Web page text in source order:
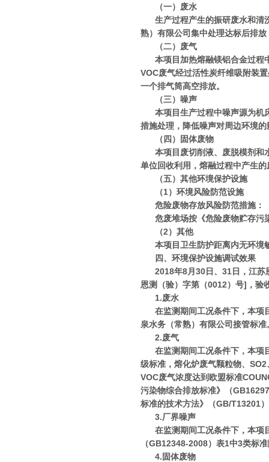
（一）废水
生产过程产生的振研废水和清
熟）有限公司集中处理达标后排放
（二）废气
本项目加热熔融镁铝合金过程
VOC废气经过活性炭纤维吸附装
一个排气筒高空排放。
（三）噪声
本项目生产过程中噪声源为机
措施处理，降低噪声对周边环境的
（四）固体废物
本项目废切削液、废脱模剂和
单位回收利用，熔融过程中产生
（五）其他环境保护设施
（1）环境风险防范设施
危险废物存放风险防范措施：
危废堆场按《危险废物贮存污
（2）其他
本项目卫生防护距离内无环境
四、环境保护设施调试效果
2018年8月30日、31日，江
恩测（验）字第（0012）号]，验
1.废水
在监测期间工况条件下，本项
泉水务（常熟）有限公司接管标准
2.废气
在监测期间工况条件下，本项
级标准，熔化炉废气颗粒物、
VOC废气浓度达到欧盟标准
污染物综合排放标准》（
标准的技术方法》（GB/T13201
3.厂界噪声
在监测期间工况条件下，本项
（GB12348-2008）表1中3类标
4.固体废物